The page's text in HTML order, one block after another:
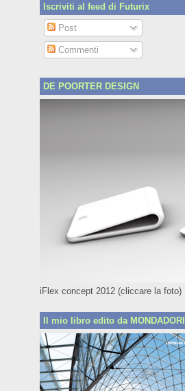
Iscriviti al feed di Futurix
Post
Commenti
DE POORTER DESIGN
iFlex concept 2012 (cliccare la foto)
Il mio libro edito da MONDADORI